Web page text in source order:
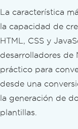
La característica
la capacidad de
HTML, CSS y
desarrolladores de
práctico para
desde una
la generación de
plantillas.